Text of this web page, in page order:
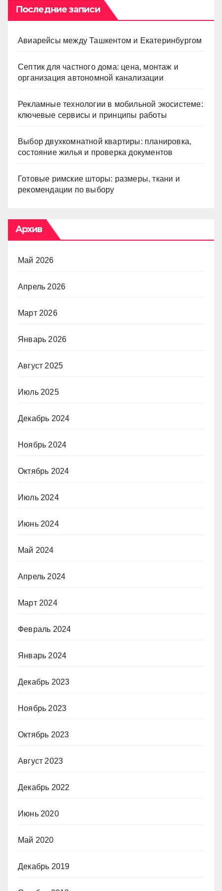
Последние записи
Авиарейсы между Ташкентом и Екатеринбургом
Септик для частного дома: цена, монтаж и
организация автономной канализации
Рекламные технологии в мобильной экосистеме:
ключевые сервисы и принципы работы
Выбор двухкомнатной квартиры: планировка,
состояние жилья и проверка документов
Готовые римские шторы: размеры, ткани и
рекомендации по выбору
Архив
Май 2026
Апрель 2026
Март 2026
Январь 2026
Август 2025
Июль 2025
Декабрь 2024
Ноябрь 2024
Октябрь 2024
Июль 2024
Июнь 2024
Май 2024
Апрель 2024
Март 2024
Февраль 2024
Январь 2024
Декабрь 2023
Ноябрь 2023
Октябрь 2023
Август 2023
Декабрь 2022
Июнь 2020
Май 2020
Декабрь 2019